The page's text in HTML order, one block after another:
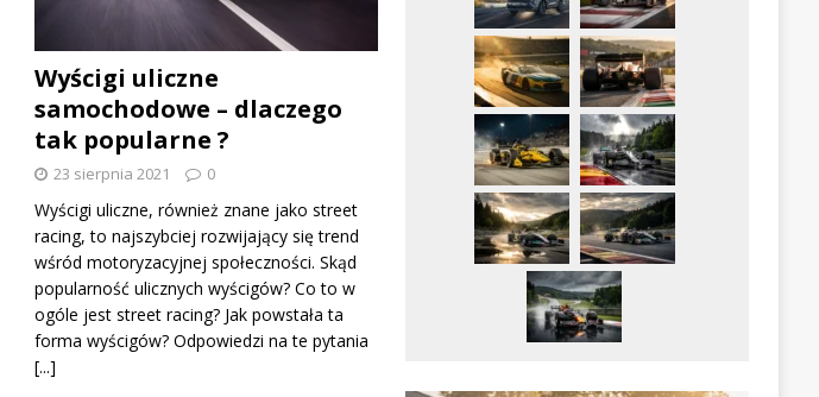
Wyścigi uliczne
samochodowe – dlaczego
tak popularne ?
23 sierpnia 2021 0
Wyścigi uliczne, również znane jako street
racing, to najszybciej rozwijający się trend
wśród motoryzacyjnej społeczności. Skąd
popularność ulicznych wyścigów? Co to w
ogóle jest street racing? Jak powstała ta
forma wyścigów? Odpowiedzi na te pytania
[...]